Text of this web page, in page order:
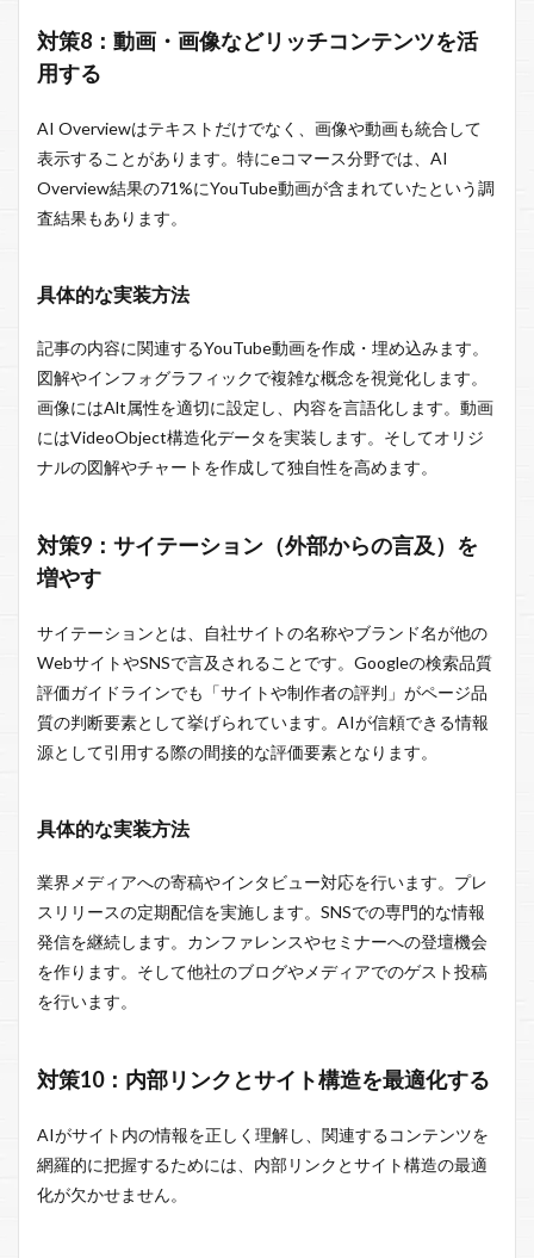
対策8：動画・画像などリッチコンテンツを活
用する
AI Overviewはテキストだけでなく、画像や動画も統合して
表示することがあります。特にeコマース分野では、AI
Overview結果の71%にYouTube動画が含まれていたという調
査結果もあります。
具体的な実装方法
記事の内容に関連するYouTube動画を作成・埋め込みます。
図解やインフォグラフィックで複雑な概念を視覚化します。
画像にはAlt属性を適切に設定し、内容を言語化します。動画
にはVideoObject構造化データを実装します。そしてオリジ
ナルの図解やチャートを作成して独自性を高めます。
対策9：サイテーション（外部からの言及）を
増やす
サイテーションとは、自社サイトの名称やブランド名が他の
WebサイトやSNSで言及されることです。Googleの検索品質
評価ガイドラインでも「サイトや制作者の評判」がページ品
質の判断要素として挙げられています。AIが信頼できる情報
源として引用する際の間接的な評価要素となります。
具体的な実装方法
業界メディアへの寄稿やインタビュー対応を行います。プレ
スリリースの定期配信を実施します。SNSでの専門的な情報
発信を継続します。カンファレンスやセミナーへの登壇機会
を作ります。そして他社のブログやメディアでのゲスト投稿
を行います。
対策10：内部リンクとサイト構造を最適化する
AIがサイト内の情報を正しく理解し、関連するコンテンツを
網羅的に把握するためには、内部リンクとサイト構造の最適
化が欠かせません。